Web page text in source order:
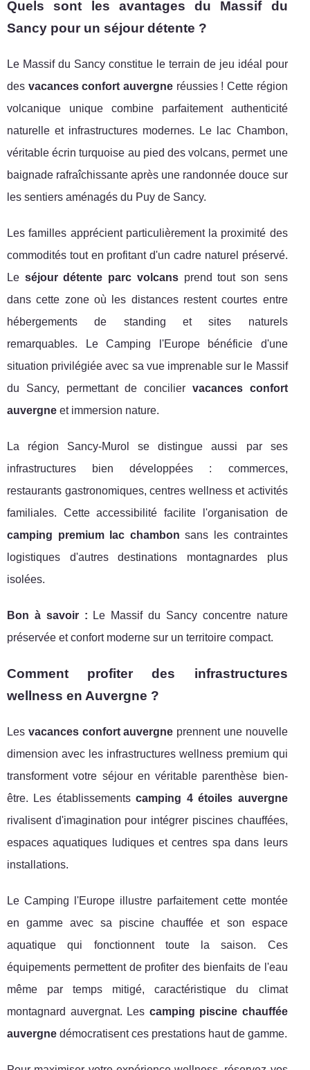
Quels sont les avantages du Massif du
Sancy pour un séjour détente ?
Le Massif du Sancy constitue le terrain de jeu idéal pour
des vacances confort auvergneréussies ! Cette région
volcanique unique combine parfaitement authenticité
naturelle et infrastructures modernes. Le lac Chambon,
véritable écrin turquoise au pied des volcans, permet une
baignade rafraîchissante après une randonnée douce sur
les sentiers aménagés du Puy de Sancy.
Les familles apprécient particulièrement la proximité des
commodités tout en profitant d'un cadre naturel préservé.
Le séjour détente parc volcansprend tout son sens
dans cette zone où les distances restent courtes entre
hébergements de standing et sites naturels
remarquables. Le Camping l'Europe bénéficie d'une
situation privilégiée avec sa vue imprenable sur le Massif
du Sancy, permettant de concilier vacances confort
auvergne et immersion nature.
La région Sancy-Murol se distingue aussi par ses
infrastructures bien développées : commerces,
restaurants gastronomiques, centres wellness et activités
familiales. Cette accessibilité facilite l'organisation de
camping premium lac chambon sans les contraintes
logistiques d'autres destinations montagnardes plus
isolées.
Bon à savoir : Le Massif du Sancy concentre nature
préservée et confort moderne sur un territoire compact.
Comment profiter des infrastructures
wellness en Auvergne ?
Les vacances confort auvergne prennent une nouvelle
dimension avec les infrastructures wellness premium qui
transforment votre séjour en véritable parenthèse bien-
être. Les établissementscamping 4 étoiles auvergne
rivalisent d'imagination pour intégrer piscines chauffées,
espaces aquatiques ludiques et centres spa dans leurs
installations.
Le Camping l'Europe illustre parfaitement cette montée
en gamme avec sa piscine chauffée et son espace
aquatique qui fonctionnent toute la saison. Ces
équipements permettent de profiter des bienfaits de l'eau
même par temps mitigé, caractéristique du climat
montagnard auvergnat. Les camping piscine chauffée
auvergne démocratisent ces prestations haut de gamme.